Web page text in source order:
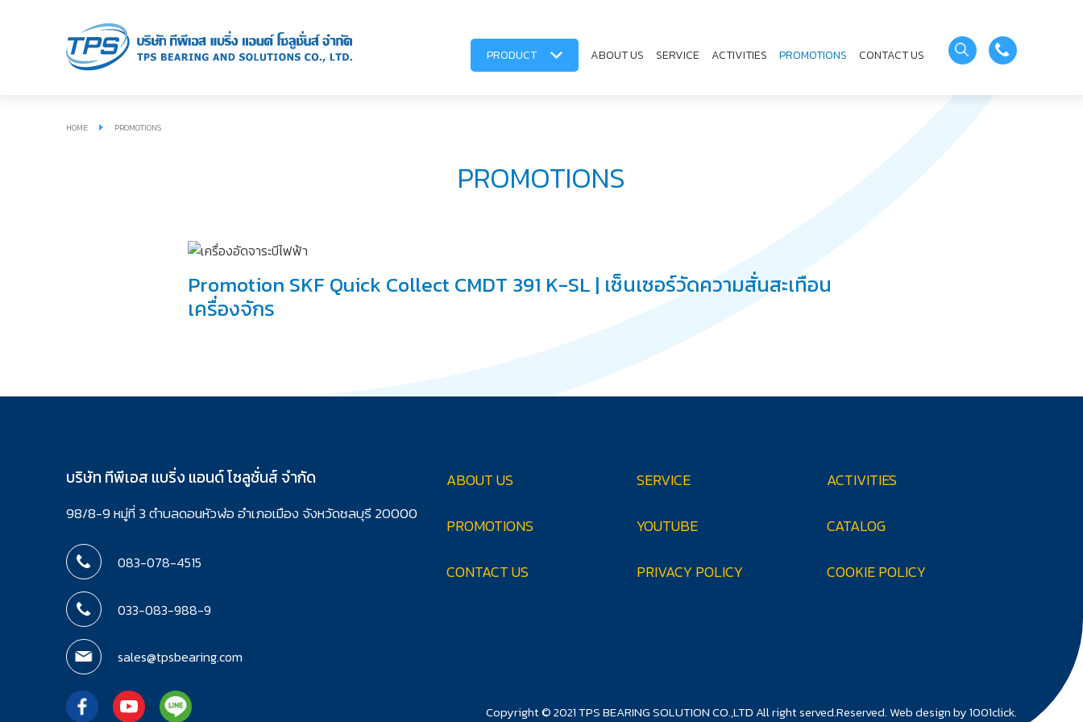
PRODUCT ABOUT US SERVICE ACTIVITIES PROMOTIONS CONTACT US
HOME PROMOTIONS
PROMOTIONS
Promotion SKF Quick Collect CMDT 391 K-SL | เซ็นเซอร์วัดความสั่นสะเทือน
เครื่องจักร
บริษัท ทีพีเอส แบริ่ง แอนด์ โซลูชั่นส์ จำกัด
98/8-9 หมู่ที่ 3 ตำบลดอนหัวฬ่อ อำเภอเมือง จังหวัดชลบุรี 20000
083-078-4515
033-083-988-9
sales@tpsbearing.com
ABOUT US SERVICE ACTIVITIES
PROMOTIONS YOUTUBE CATALOG
CONTACT US PRIVACY POLICY COOKIE POLICY
Copyright © 2021 TPS BEARING SOLUTION CO.,LTD All right served.Reserved. Web design by 1001click.